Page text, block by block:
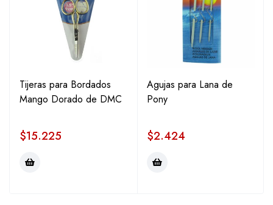
Tijeras para Bordados
Mango Dorado de DMC
$15.225
Agujas para Lana de
Pony
$2.424